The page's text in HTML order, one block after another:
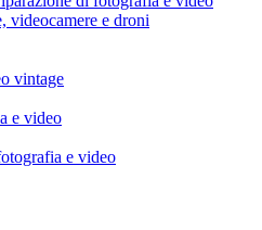
videocamere e droni
vintage
e video
e video